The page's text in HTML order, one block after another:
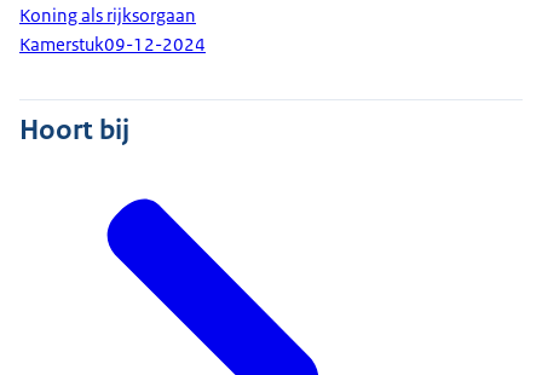
Koning als rijksorgaan
Kamerstuk09-12-2024
Hoort bij